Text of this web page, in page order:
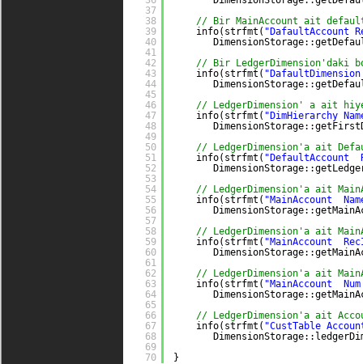
37
38
39
40
41
42
43
44
45
46
47
48
49
50
51
52
53
54
55
56
57
58
59
60
61
62
63
64
65
66
67
68
69
70
// Bir MainAccount ait
info(strfmt( "DafaultAccount
// Bir LedgerDimension'daki
info(strfmt(
// LedgerDimension' a ait
info(strfmt( "DimHierarchy
// LedgerDimension'a ait
info(strfmt( "DefaultAccount
// LedgerDimension'a ait
info(strfmt( "MainAccount
// LedgerDimension'a ait
info(strfmt( "MainAccount
// LedgerDimension'a ait
info(strfmt( "MainAccount
// LedgerDimension'a ait
info(strfmt( "CustTable
}